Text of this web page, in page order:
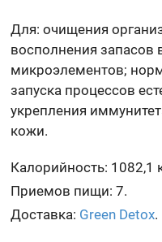
Для: очищения
восполнения запасов
микроэлементов;
запуска процессов
укрепления
кожи.
Калорийность: 1082,1
Приемов пищи: 7.
Доставка: Green Detox.